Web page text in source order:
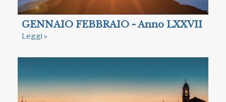
GENNAIO FEBBRAIO - Anno LXXVII
Leggi »